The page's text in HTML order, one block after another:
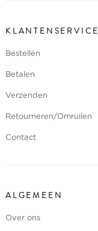
KLANTENSERVICE
Bestellen
Betalen
Verzenden
Retourneren/Omruilen
Contact
ALGEMEEN
Over ons